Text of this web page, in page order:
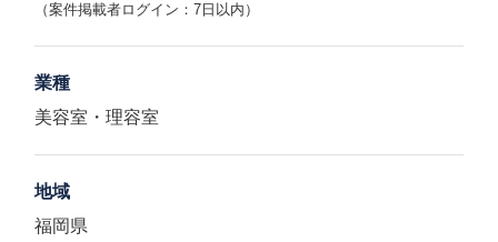
（案件掲載者ログイン：7日以内）
業種
美容室・理容室
地域
福岡県